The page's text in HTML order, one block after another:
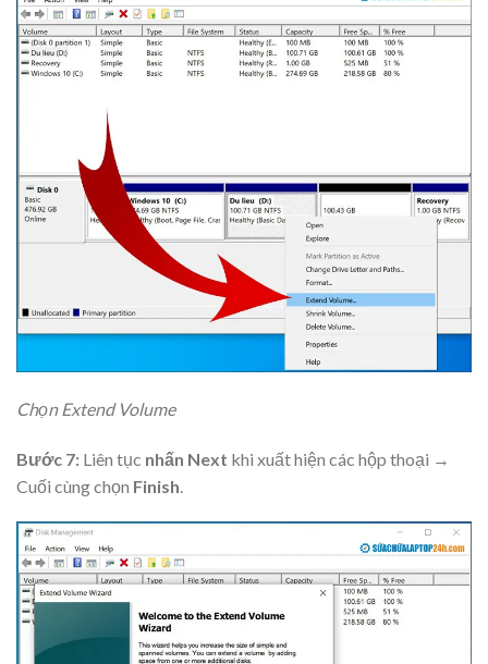
Chọn Extend Volume
Bước 7: Liên tục nhấn Next khi xuất hiện các hộp thoại →
Cuối cùng chọn Finish